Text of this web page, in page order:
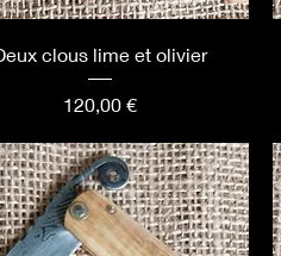
clous lime et olivier
Prix
120,00 €